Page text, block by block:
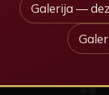
Galerija —